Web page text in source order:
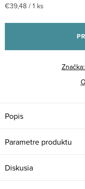
Jednotková
€39,48 / 1 ks
Značka:
Popis
Parametre produktu
Diskusia